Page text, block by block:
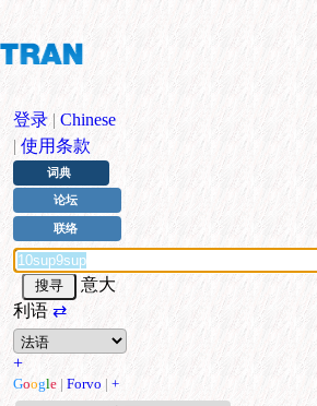
登录 | Chinese
| 使用条款
词典
论坛
联络
意大
利语⇄
+
Google | Forvo | +